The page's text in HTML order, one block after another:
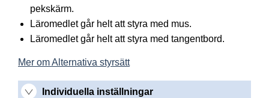
pekskärm.
Läromedlet går helt att styra med mus.
Läromedlet går helt att styra med tangentbord.
Mer om Alternativa styrsätt
Individuella inställningar